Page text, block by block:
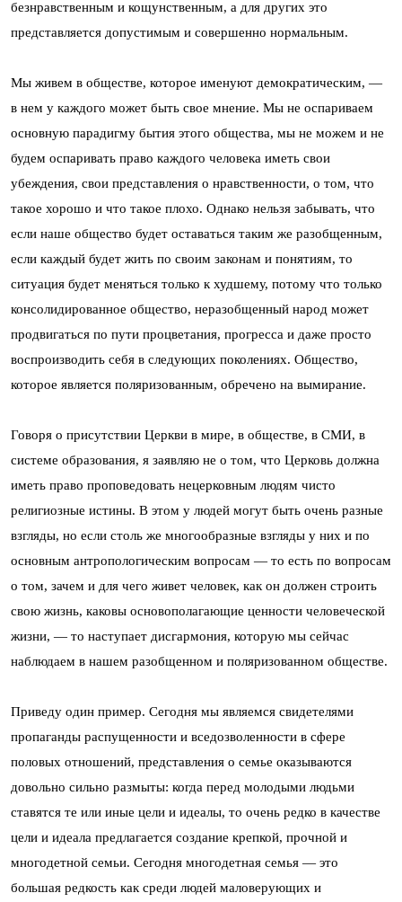
безнравственным и кощунственным, а для других это
представляется допустимым и совершенно нормальным.
Мы живем в обществе, которое именуют демократическим, —
в нем у каждого может быть свое мнение. Мы не оспариваем
основную парадигму бытия этого общества, мы не можем и не
будем оспаривать право каждого человека иметь свои
убеждения, свои представления о нравственности, о том, что
такое хорошо и что такое плохо. Однако нельзя забывать, что
если наше общество будет оставаться таким же разобщенным,
если каждый будет жить по своим законам и понятиям, то
ситуация будет меняться только к худшему, потому что только
консолидированное общество, неразобщенный народ может
продвигаться по пути процветания, прогресса и даже просто
воспроизводить себя в следующих поколениях. Общество,
которое является поляризованным, обречено на вымирание.
Говоря о присутствии Церкви в мире, в обществе, в СМИ, в
системе образования, я заявляю не о том, что Церковь должна
иметь право проповедовать нецерковным людям чисто
религиозные истины. В этом у людей могут быть очень разные
взгляды, но если столь же многообразные взгляды у них и по
основным антропологическим вопросам — то есть по вопросам
о том, зачем и для чего живет человек, как он должен строить
свою жизнь, каковы основополагающие ценности человеческой
жизни, — то наступает дисгармония, которую мы сейчас
наблюдаем в нашем разобщенном и поляризованном обществе.
Приведу один пример. Сегодня мы являемся свидетелями
пропаганды распущенности и вседозволенности в сфере
половых отношений, представления о семье оказываются
довольно сильно размыты: когда перед молодыми людьми
ставятся те или иные цели и идеалы, то очень редко в качестве
цели и идеала предлагается создание крепкой, прочной и
многодетной семьи. Сегодня многодетная семья — это
большая редкость как среди людей маловерующих и